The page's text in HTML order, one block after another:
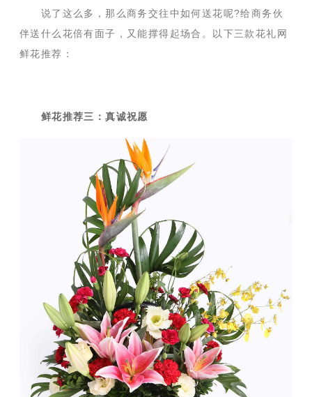
说了这么多，那么商务交往中如何送花呢?给商务伙
伴送什么花倍有面子，又能撑得起场合。以下三款花礼网
鲜花推荐：
鲜花推荐三：真诚祝愿